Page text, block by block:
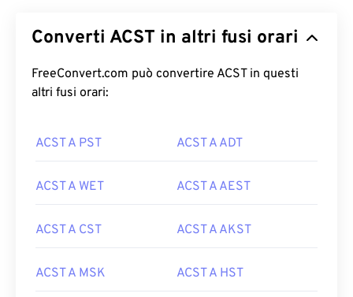
Converti ACST in altri fusi orari
FreeConvert.com può convertire ACST in questi
altri fusi orari:
ACST A PST ACST A ADT
ACST A WET ACST A AEST
ACST A CST ACST A AKST
ACST A MSK ACST A HST